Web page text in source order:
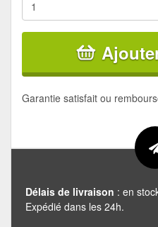
Garantie satisfait ou
Délais de livraison : en
Expédié dans les 24h.